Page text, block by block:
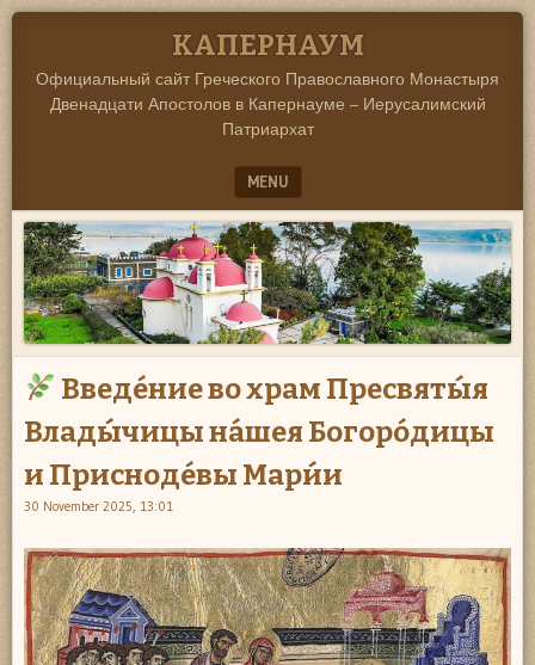
KАПЕРНАУМ
Официальный сайт Греческого Православного Монастыря
Двенадцати Апостолов в Капернауме – Иерусалимский
Патриархат
MENU
SKIP TO CONTENT
Введе́ние во храм Пресвяты́я
Влады́чицы на́шея Богоро́дицы
и Присноде́вы Мари́и
30 November 2025, 13:01